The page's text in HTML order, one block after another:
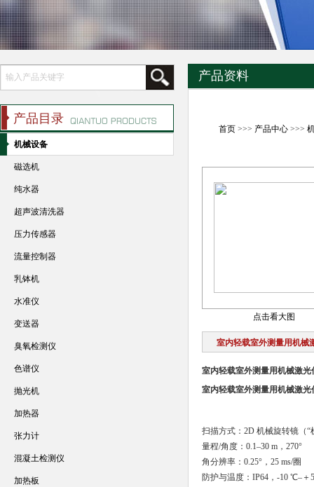
产品资料
首页>>> 产品中心>>>
点击看大图
室内轻载室外测量用机械
室内轻载室外测量用机械激光
室内轻载室外测量用机械激光
扫描方式：2D 机械旋转镜（
量程/角度：0.1–30 m，270°
角分辨率：0.25°，25 ms/圈
防护与温度：IP64，-10 ℃–＋
产品目录
机械设备
磁选机
纯水器
超声波清洗器
压力传感器
流量控制器
乳钵机
水准仪
变送器
臭氧检测仪
色谱仪
抛光机
加热器
张力计
混凝土检测仪
加热板